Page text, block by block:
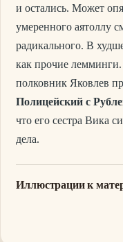
и остались. Может
умеренного аятоллу
радикального. В
как прочие
полковник Яковлев
Полицейский с
что его сестра Вика
дела.
Иллюстрации к